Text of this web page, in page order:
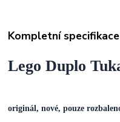
Kompletní specifikace
Lego Duplo
originál, nové, pouze